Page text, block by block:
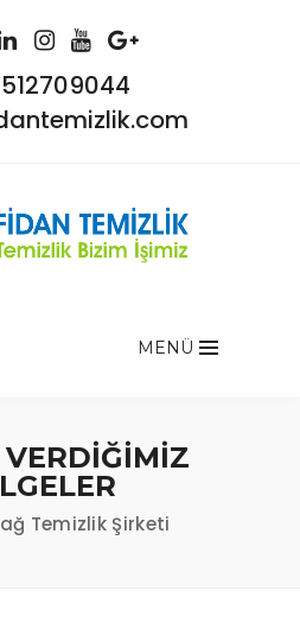
MENÜ
Temizlik Şirketi